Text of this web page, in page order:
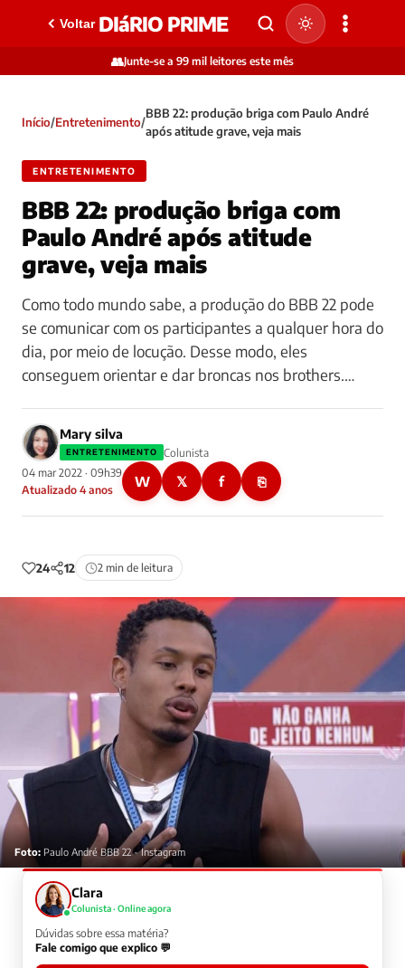
Voltar DIáRIO PRIME
👥Junte-se a 99 mil leitores este mês
Início/Entretenimento/
BBB 22: produção briga com Paulo André
após atitude grave, veja mais
ENTRETENIMENTO
BBB 22: produção briga com
Paulo André após atitude
grave, veja mais
Como todo mundo sabe, a produção do BBB 22 pode
se comunicar com os participantes a qualquer hora do
dia, por meio de locução. Desse modo, eles
conseguem orientar e dar broncas nos brothers.…
Mary silva
ENTRETENIMENTO
Colunista
04 mar 2022 · 09h39
Atualizado 4 anos
W 𝕏 f ⎘
24 12 2 min de leitura
Foto: Paulo André BBB 22 - Instagram
Clara
Colunista · Online agora
Dúvidas sobre essa matéria?
Fale comigo que explico 💬